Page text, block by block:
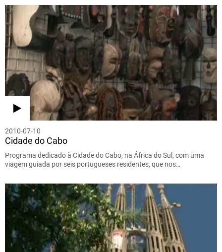
2010-07-10
Cidade do Cabo
Programa dedicado à Cidade do Cabo, na África do Sul, com uma
viagem guiada por seis portugueses residentes, que nos…